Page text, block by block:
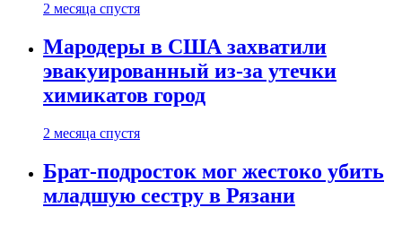
2 месяца спустя
Мародеры в США захватили
эвакуированный из-за утечки
химикатов город
2 месяца спустя
Брат-подросток мог жестоко убить
младшую сестру в Рязани